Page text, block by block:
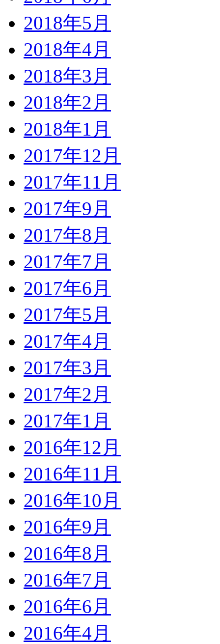
2018年5月
2018年4月
2018年3月
2018年2月
2018年1月
2017年12月
2017年11月
2017年9月
2017年8月
2017年7月
2017年6月
2017年5月
2017年4月
2017年3月
2017年2月
2017年1月
2016年12月
2016年11月
2016年10月
2016年9月
2016年8月
2016年7月
2016年6月
2016年4月